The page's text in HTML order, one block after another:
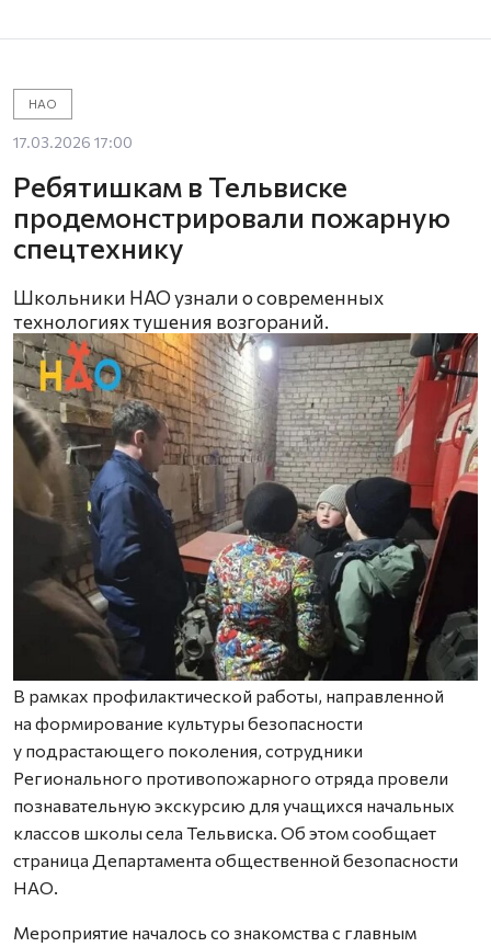
НАО
17.03.2026 17:00
Ребятишкам в Тельвиске
продемонстрировали пожарную
спецтехнику
Школьники НАО узнали о современных
технологиях тушения возгораний.
В рамках профилактической работы, направленной
на формирование культуры безопасности
у подрастающего поколения, сотрудники
Регионального противопожарного отряда провели
познавательную экскурсию для учащихся начальных
классов школы села Тельвиска. Об этом сообщает
страница Департамента общественной безопасности
НАО.
Мероприятие началось со знакомства с главным